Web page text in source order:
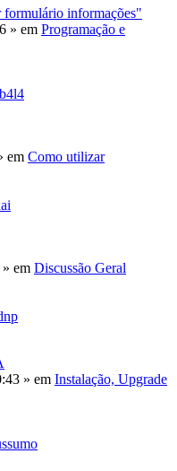
informações"
» em Programação e
em Como utilizar
» em Discussão Geral
» em Instalação, Upgrade